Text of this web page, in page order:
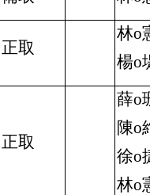
正取
林o
楊o
正取
薛o
陳o
徐o
林o